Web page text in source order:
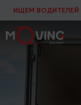
ИЩЕМ ВОДИТЕЛЕЙ